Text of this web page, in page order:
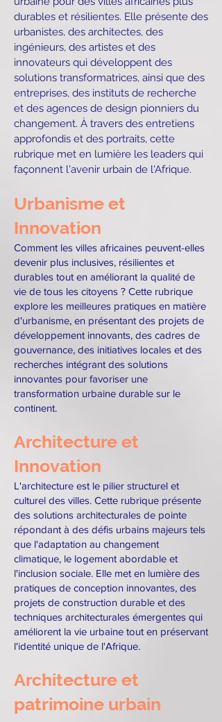
durables et résilientes. Elle présente des
urbanistes, des architectes, des
ingénieurs, des artistes et des
innovateurs qui développent des
solutions transformatrices, ainsi que des
entreprises, des instituts de recherche
et des agences de design pionniers du
changement. À travers des entretiens
approfondis et des portraits, cette
rubrique met en lumière les leaders qui
façonnent l'avenir urbain de l'Afrique.
Urbanisme et
Innovation
Comment les villes africaines peuvent-elles
devenir plus inclusives, résilientes et
durables tout en améliorant la qualité de
vie de tous les citoyens ? Cette rubrique
explore les meilleures pratiques en matière
d'urbanisme, en présentant des projets de
développement innovants, des cadres de
gouvernance, des initiatives locales et des
recherches intégrant des solutions
innovantes pour favoriser une
transformation urbaine durable sur le
continent.
Architecture et
Innovation
L'architecture est le pilier structurel et
culturel des villes. Cette rubrique présente
des solutions architecturales de pointe
répondant à des défis urbains majeurs tels
que l'adaptation au changement
climatique, le logement abordable et
l'inclusion sociale. Elle met en lumière des
pratiques de conception innovantes, des
projets de construction durable et des
techniques architecturales émergentes qui
améliorent la vie urbaine tout en préservant
l'identité unique de l'Afrique.
Architecture et
patrimoine urbain